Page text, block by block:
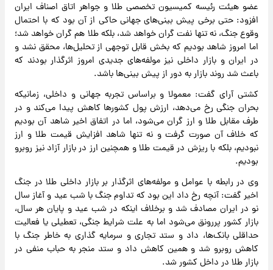
عضو هیئت رئیسه کمیسیون تخصصی طلا و جواهر اتاق اصناف ایران
افزود: حتی برخی پیش بینی‌های جهانی حاکی از آن بود که با احتمال
وقوع جنگ، نه تنها نفت گران خواهد شد، بلکه طلا هم گران خواهد شد؛
اما امروز شاهد بودیم که بخش قابل توجهی از تحلیل‌ها، محقق نشد و
در ایران و بازار داخلی نیز مولفه‌های جدیدی امروز اثرگذار بودند که
باعث شد روند بازار به دور از پیش بینی‌ها باشد.
کشتی آرای گفت: معمولا و براساس تجربه جهانی و داخلی، زمانیکه
بحران جنگی رخ می‌دهد، ارزش پول کشورها کاهش پیدا می‌کند و در
طرف مقابل طلا و ارز گران می‌شود، اما در اتفاق اخیر شاهد آن بودیم
که خلاف آن صورت گرفت و نه تنها شاهد افزایش قیمت طلا و ارز
نبودیم، بلکه با ریزش در قیمت طلا و همچنین ارز در بازار آزاد نیز روبرو
بودیم.
وی در رابطه با عوامل و مولفه‌های اثرگذار بر بازار داخلی طلا در جنگ
اخیر گفت: ‌آنچه رخ داد این بود که تداوم جنگ با شب عید و آغاز سال
نو در ایران مصادف شد و برخلاف اینکه در شب عید و پایان هر سال،
بازار کشور پررونق می‌شود اما به علت شرایط جنگی، تعطیلی یا فعالیت
حداقلی بانک‌ها، داد و ستد تجاری و سرمایه گذاری به خاطر جنگ با
کاهش روبرو شد و همین کاهش داد و ستد منجر به حباب منفی در
بازار طلا در داخل کشور شد.